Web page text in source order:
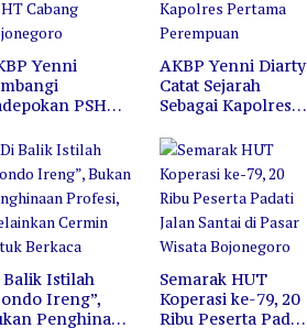
Yenni
PSHT
AKBP Yenni Diarty
Catat Sejarah
Sebagai Kapolres
Perempuan
Balik Istilah
Ireng”,
Penghinaan
Semarak HUT
Koperasi ke-79, 20
Ribu Peserta Padati